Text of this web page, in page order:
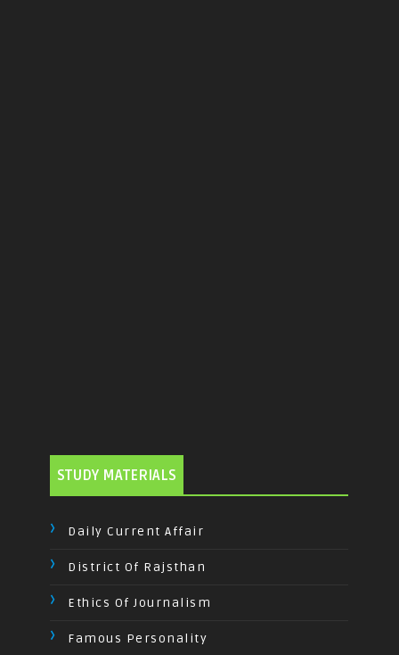
STUDY MATERIALS
Daily Current Affair
District Of Rajsthan
Ethics Of Journalism
Famous Personality